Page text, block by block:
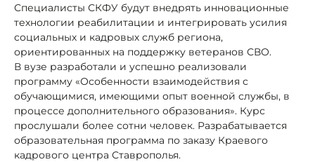
Специалисты СКФУ будут внедрять инновационные
технологии реабилитации и интегрировать усилия
социальных и кадровых служб региона,
ориентированных на поддержку ветеранов СВО.
В вузе разработали и успешно реализовали
программу «Особенности взаимодействия с
обучающимися, имеющими опыт военной службы, в
процессе дополнительного образования». Курс
прослушали более сотни человек. Разрабатывается
образовательная программа по заказу Краевого
кадрового центра Ставрополья.